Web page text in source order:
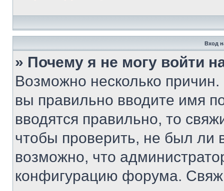
Вход
» Почему я не могу войти
Возможно несколько
вы правильно вводите имя
вводятся правильно, то
чтобы проверить, не был ли
возможно, что
конфигурацию форума.